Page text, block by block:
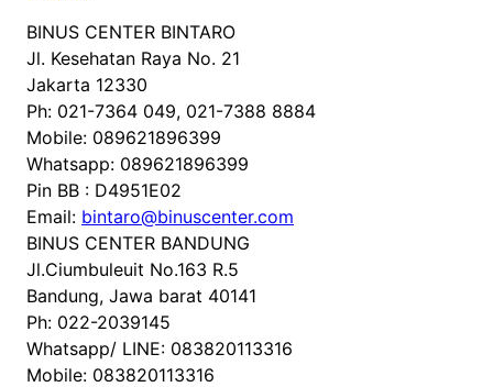
BINUS CENTER BINTARO
Jl. Kesehatan Raya No. 21
Jakarta 12330
Ph: 021-7364 049, 021-7388 8884
Mobile: 089621896399
Whatsapp: 089621896399
Pin BB : D4951E02
Email: bintaro@binuscenter.com
BINUS CENTER BANDUNG
Jl.Ciumbuleuit No.163 R.5
Bandung, Jawa barat 40141
Ph: 022-2039145
Whatsapp/ LINE: 083820113316
Mobile: 083820113316